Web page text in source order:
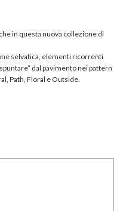
in questa nuova collezione di
selvatica, elementi ricorrenti
dal pavimento nei pattern
Path, Floral e Outside.